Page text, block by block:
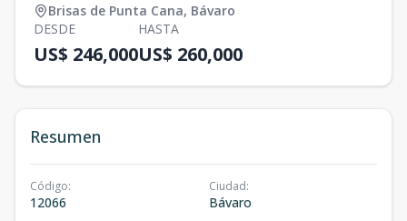
Brisas de Punta Cana, Bávaro
DESDE
US$ 246,000
HASTA
US$ 260,000
Resumen
Código:
12066
Ciudad:
Bávaro